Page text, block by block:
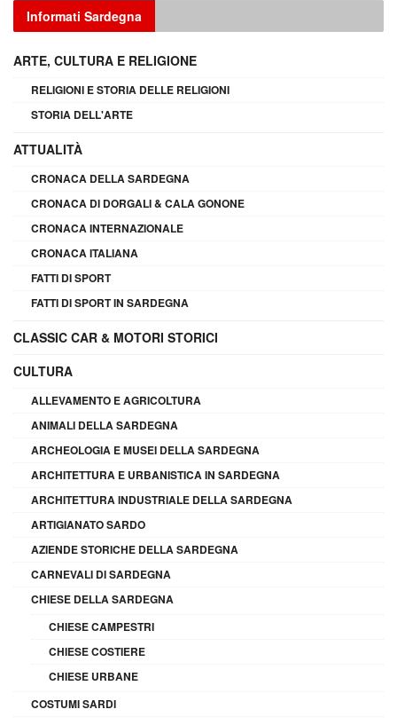
Informati Sardegna
ARTE, CULTURA E RELIGIONE
RELIGIONI E STORIA DELLE RELIGIONI
STORIA DELL'ARTE
ATTUALITÀ
CRONACA DELLA SARDEGNA
CRONACA DI DORGALI & CALA GONONE
CRONACA INTERNAZIONALE
CRONACA ITALIANA
FATTI DI SPORT
FATTI DI SPORT IN SARDEGNA
CLASSIC CAR & MOTORI STORICI
CULTURA
ALLEVAMENTO E AGRICOLTURA
ANIMALI DELLA SARDEGNA
ARCHEOLOGIA E MUSEI DELLA SARDEGNA
ARCHITETTURA E URBANISTICA IN SARDEGNA
ARCHITETTURA INDUSTRIALE DELLA SARDEGNA
ARTIGIANATO SARDO
AZIENDE STORICHE DELLA SARDEGNA
CARNEVALI DI SARDEGNA
CHIESE DELLA SARDEGNA
CHIESE CAMPESTRI
CHIESE COSTIERE
CHIESE URBANE
COSTUMI SARDI